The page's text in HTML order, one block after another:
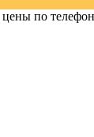
по